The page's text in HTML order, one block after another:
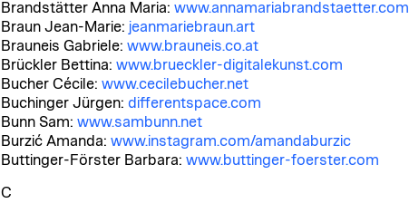
Brandstätter Anna Maria: www.annamariabrandstaetter.com
Braun Jean-Marie: jeanmariebraun.art
Brauneis Gabriele: www.brauneis.co.at
Brückler Bettina: www.brueckler-digitalekunst.com
Bucher Cécile: www.cecilebucher.net
Buchinger Jürgen: differentspace.com
Bunn Sam: www.sambunn.net
BurzićAmanda: www.instagram.com/amandaburzic
Buttinger-Förster Barbara: www.buttinger-foerster.com
C